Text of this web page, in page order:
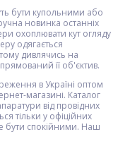
бути купольними або
новинка останніх
охоплювати кут огляду
одягається
дивлячись на
її об'єктив.
в Україні оптом
магазині. Каталог
від провідних
тільки у офіційних
бути спокійними. Наш